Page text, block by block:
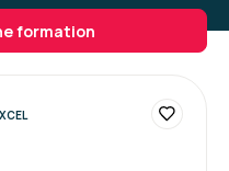
formation